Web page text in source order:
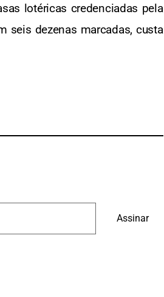
lotéricas credenciadas pela
seis dezenas marcadas, custa
Assinar